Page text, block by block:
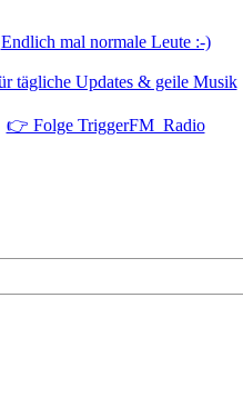
Endlich mal normale Leute :-)
👉 Folge TriggerFM_Radio